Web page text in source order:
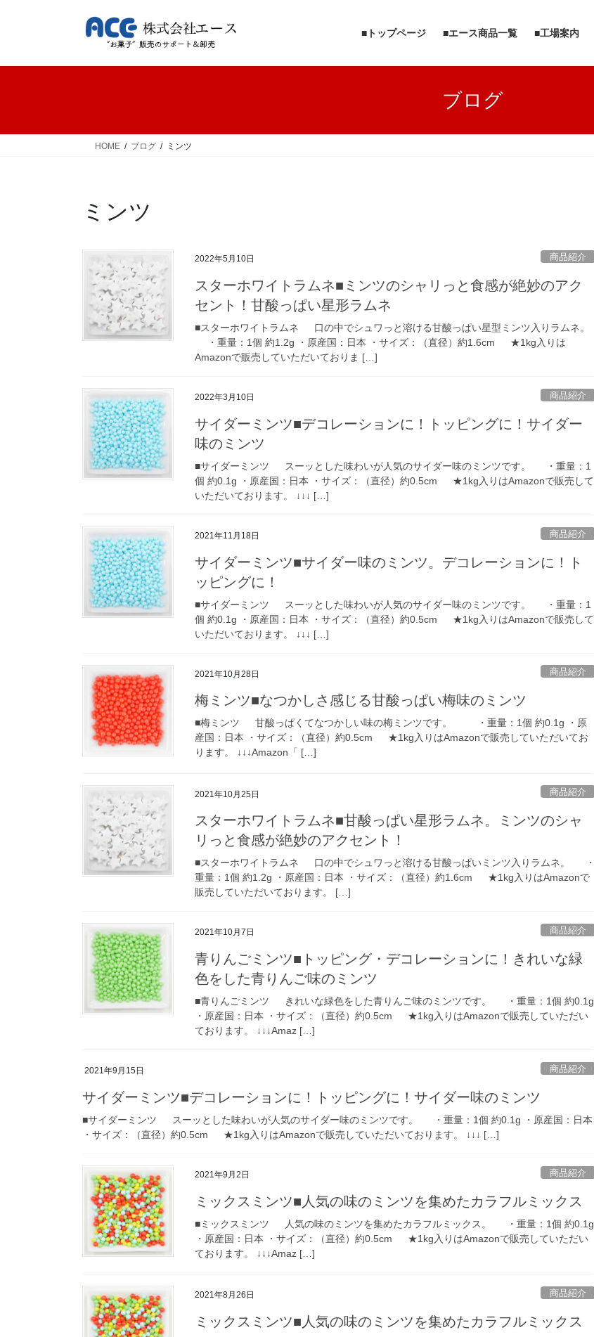
■トップページ ■エース商品一覧 ■工場案内
ブログ
HOME ブログ ミンツ
ミンツ
2022年5月10日 商品紹介
スターホワイトラムネ■ミンツのシャリっと食感が絶妙のアク
セント！甘酸っぱい星形ラムネ
■スターホワイトラムネ 口の中でシュワっと溶ける甘酸っぱい星型ミンツ入りラムネ。
・重量：1個 約1.2g ・原産国：日本 ・サイズ：（直径）約1.6cm ★1kg入りは
Amazonで販売していただいておりま […]
2022年3月10日 商品紹介
サイダーミンツ■デコレーションに！トッピングに！サイダー
味のミンツ
■サイダーミンツ スーッとした味わいが人気のサイダー味のミンツです。 ・重量：1
個 約0.1g ・原産国：日本 ・サイズ：（直径）約0.5cm ★1kg入りはAmazonで販売して
いただいております。 ↓↓↓ […]
2021年11月18日 商品紹介
サイダーミンツ■サイダー味のミンツ。デコレーションに！ト
ッピングに！
■サイダーミンツ スーッとした味わいが人気のサイダー味のミンツです。 ・重量：1
個 約0.1g ・原産国：日本 ・サイズ：（直径）約0.5cm ★1kg入りはAmazonで販売して
いただいております。 ↓↓↓ […]
2021年10月28日 商品紹介
梅ミンツ■なつかしさ感じる甘酸っぱい梅味のミンツ
■梅ミンツ 甘酸っぱくてなつかしい味の梅ミンツです。 ・重量：1個 約0.1g ・原
産国：日本 ・サイズ：（直径）約0.5cm ★1kg入りはAmazonで販売していただいてお
ります。 ↓↓↓Amazon「 […]
2021年10月25日 商品紹介
スターホワイトラムネ■甘酸っぱい星形ラムネ。ミンツのシャ
リっと食感が絶妙のアクセント！
■スターホワイトラムネ 口の中でシュワっと溶ける甘酸っぱいミンツ入りラムネ。 ・
重量：1個 約1.2g ・原産国：日本 ・サイズ：（直径）約1.6cm ★1kg入りはAmazonで
販売していただいております。 […]
2021年10月7日 商品紹介
青りんごミンツ■トッピング・デコレーションに！きれいな緑
色をした青りんご味のミンツ
■青りんごミンツ きれいな緑色をした青りんご味のミンツです。 ・重量：1個 約0.1g
・原産国：日本 ・サイズ：（直径）約0.5cm ★1kg入りはAmazonで販売していただい
ております。 ↓↓↓Amaz […]
2021年9月15日 商品紹介
サイダーミンツ■デコレーションに！トッピングに！サイダー味のミンツ
■サイダーミンツ スーッとした味わいが人気のサイダー味のミンツです。 ・重量：1個 約0.1g ・原産国：日本
・サイズ：（直径）約0.5cm ★1kg入りはAmazonで販売していただいております。 ↓↓↓ […]
2021年9月2日 商品紹介
ミックスミンツ■人気の味のミンツを集めたカラフルミックス
■ミックスミンツ 人気の味のミンツを集めたカラフルミックス。 ・重量：1個 約0.1g
・原産国：日本 ・サイズ：（直径）約0.5cm ★1kg入りはAmazonで販売していただい
ております。 ↓↓↓Amaz […]
2021年8月26日 商品紹介
ミックスミンツ■人気の味のミンツを集めたカラフルミックス